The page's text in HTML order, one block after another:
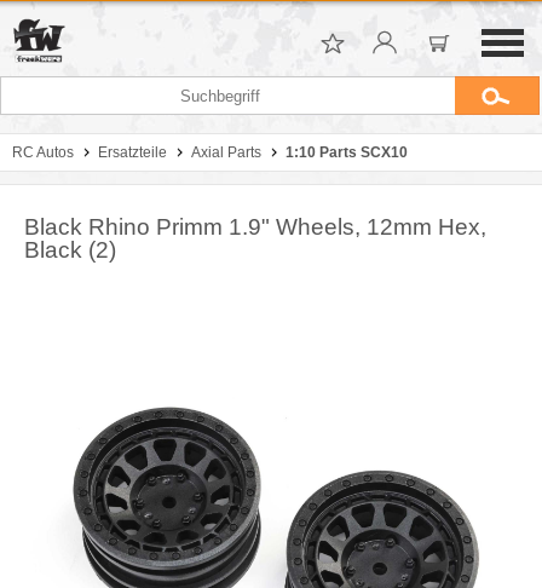
RC Autos Ersatzteile Axial Parts 1:10 Parts SCX10
Black Rhino Primm 1.9" Wheels, 12mm Hex,
Black (2)